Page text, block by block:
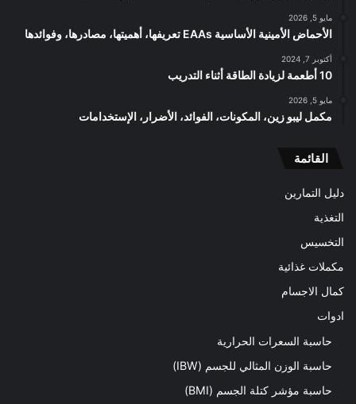
مايو 5, 2026
الأحماض الأمينية الأساسية EAAs تعريفها، أهميتها، مصادرها، وفوائدها
أكتوبر 7, 2024
10 أطعمة لزيادة الطاقة أثناء التدريب
مايو 5, 2026
مكمل ليبو زين، المكونات، الفوائد، الأضرار، الإستخدامات
القائمة
دليل التمارين
التغذية
التخسيس
مكملات غذائية
كمال الاجسام
ادوات
حاسبة السعرات الحرارية
حاسبة الوزن المثالي للجسم (IBW)
حاسبة مؤشر كتلة الجسم (BMI)